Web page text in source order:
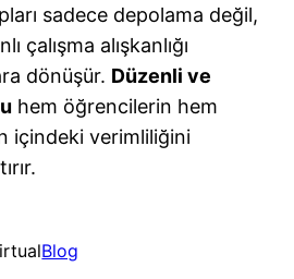
sadece depolama değil,
çalışma alışkanlığı
dönüşür. Düzenli ve
hem öğrencilerin hem
içindeki verimliliğini
Blog